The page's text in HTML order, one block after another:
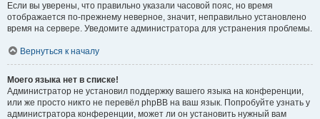
Если вы уверены, что правильно указали часовой пояс, но время
отображается по-прежнему неверное, значит, неправильно установлено
время на сервере. Уведомите администратора для устранения проблемы.
Вернуться к началу
Моего языка нет в списке!
Администратор не установил поддержку вашего языка на конференции,
или же просто никто не перевёл phpBB на ваш язык. Попробуйте узнать у
администратора конференции, может ли он установить нужный вам